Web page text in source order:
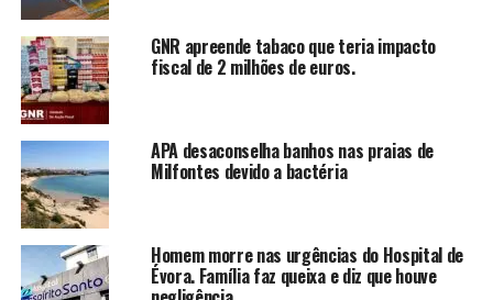
GNR apreende tabaco que teria impacto
fiscal de 2 milhões de euros.
APA desaconselha banhos nas praias de
Milfontes devido a bactéria
Homem morre nas urgências do Hospital de
Évora. Família faz queixa e diz que houve